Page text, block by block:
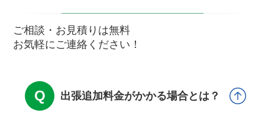
ご相談・お見積りは無料
お気軽にご連絡ください！
出張追加料金がかかる場合とは？